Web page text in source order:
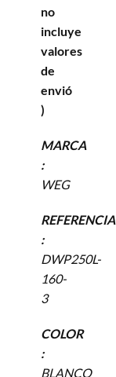
no
incluye
valores
de
envió
)
MARCA
:
WEG
REFERENCIA
:
DWP250L-
160-
3
COLOR
:
BLANCO